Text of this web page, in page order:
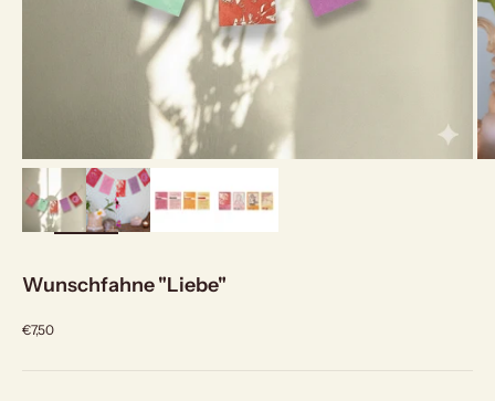
bild
vergrößern
Wunschfahne "Liebe"
Angebot
€7,50